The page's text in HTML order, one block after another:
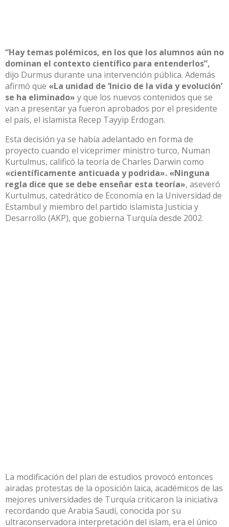
“Hay temas polémicos, en los que los alumnos aún no
dominan el contexto científico para entenderlos”,
dijo Durmus durante una intervención pública. Además
afirmó que «La unidad de ‘Inicio de la vida y evolución’
se ha eliminado» y que los nuevos contenidos que se
van a presentar ya fueron aprobados por el presidente
el país, el islamista Recep Tayyip Erdogan.
Esta decisión ya se había adelantado en forma de
proyecto cuando el viceprimer ministro turco, Numan
Kurtulmus, calificó la teoría de Charles Darwin como
«científicamente anticuada y podrida». «Ninguna
regla dice que se debe enseñar esta teoría», aseveró
Kurtulmus, catedrático de Economía en la Universidad de
Estambul y miembro del partido islamista Justicia y
Desarrollo (AKP), que gobierna Turquía desde 2002.
La modificación del plan de estudios provocó entonces
airadas protestas de la oposición laica, académicos de las
mejores universidades de Turquía criticaron la iniciativa
recordando que Arabia Saudí, conocida por su
ultraconservadora interpretación del islam, era el único